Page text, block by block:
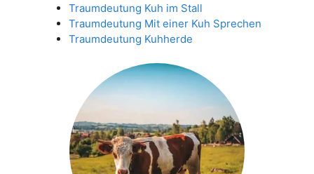
Traumdeutung Kuh im Stall
Traumdeutung Mit einer Kuh Sprechen
Traumdeutung Kuhherde